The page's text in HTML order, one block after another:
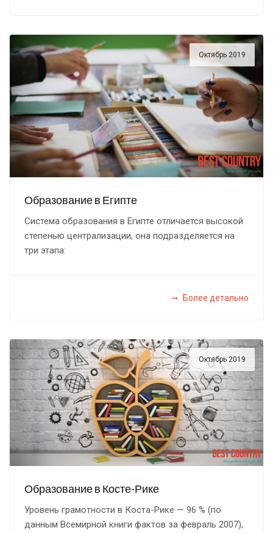
Октябрь 2019
Образование в Египте
Система образования в Египте отличается высокой
степенью централизации, она подразделяется на
три этапа:
Более детально
Октябрь 2019
Образование в Косте-Рике
Уровень грамотности в Коста-Рике — 96 % (по
данным Всемирной книги фактов за февраль 2007),